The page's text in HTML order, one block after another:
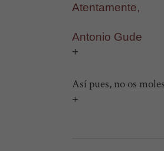
Atentamente,
Antonio Gude
+
Así pues, no os
+